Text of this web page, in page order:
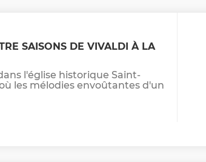
SAISONS DE VIVALDI À LA
l'église historique Saint-
les mélodies envoûtantes d'un